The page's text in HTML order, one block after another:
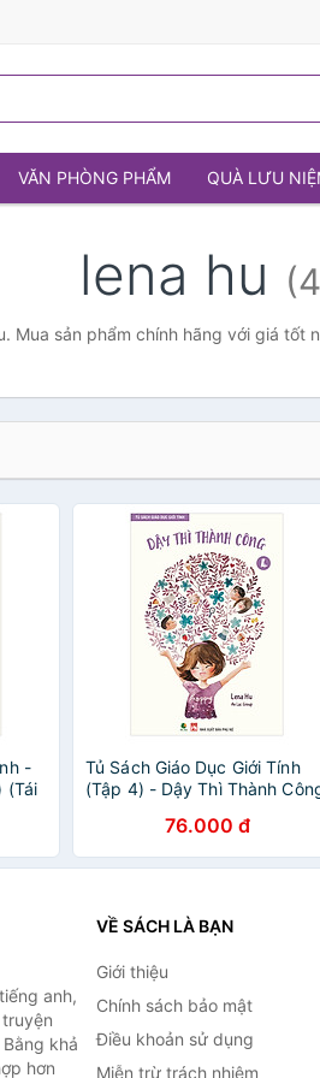
VĂN PHÒNG PHẨM QUÀ LƯU
lena hu
Mua sản phẩm chính hãng với giá tốt
-
(Tái
Tủ Sách Giáo Dục Giới Tính
(Tập 4) - Dậy Thì Thành
76.000 đ
anh,
khả
hơn
VỀ SÁCH LÀ BẠN
Giới thiệu
Chính sách bảo mật
Điều khoản sử dụng
Miễn trừ trách nhiệm